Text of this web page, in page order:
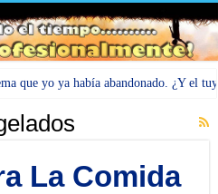
que yo ya había abandonado. ¿Y el
La Comida